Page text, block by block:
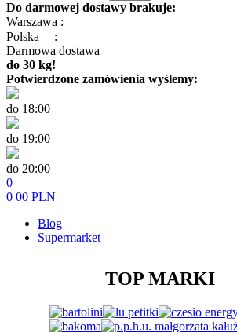
Do darmowej dostawy brakuje:
Warszawa :
Polska
:
Darmowa dostawa
do 30 kg!
Potwierdzone zamówienia wyślemy:
do 18:00
do 19:00
do 20:00
0
0 00 PLN
Blog
Supermarket
TOP MARKI